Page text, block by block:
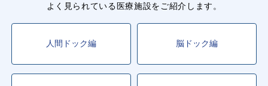
よく見られている医療施設をご紹介します。
人間ドック編 脳ドック編